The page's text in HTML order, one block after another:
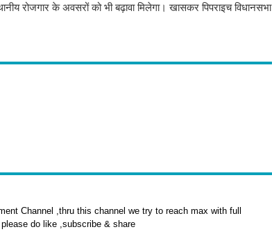
रोजगार के अवसरों को भी बढ़ावा मिलेगा। खासकर पिपराइच विधानसभा
Channel ,thru this channel we try to reach max with full
do like ,subscribe & share